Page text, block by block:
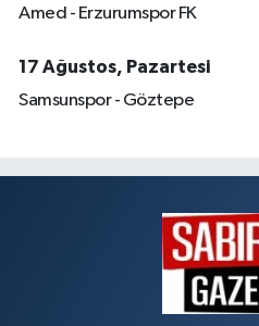
Amed - Erzurumspor FK
17 Ağustos, Pazartesi
Samsunspor - Göztepe